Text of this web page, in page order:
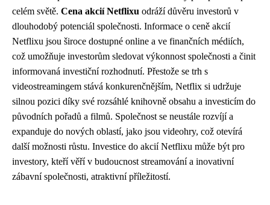
celém světě. Cena akcií Netflixu odráží důvěru investorů v
dlouhodobý potenciál společnosti. Informace o ceně akcií
Netflixu jsou široce dostupné online a ve finančních médiích,
což umožňuje investorům sledovat výkonnost společnosti a činit
informovaná investiční rozhodnutí. Přestože se trh s
videostreamingem stává konkurenčnějším, Netflix si udržuje
silnou pozici díky své rozsáhlé knihovně obsahu a investicím do
původních pořadů a filmů. Společnost se neustále rozvíjí a
expanduje do nových oblastí, jako jsou videohry, což otevírá
další možnosti růstu. Investice do akcií Netflixu může být pro
investory, kteří věří v budoucnost streamování a inovativní
zábavní společnosti, atraktivní příležitostí.